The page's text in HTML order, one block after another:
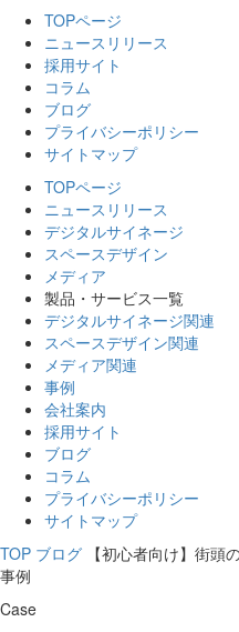
TOPページ
ニュースリリース
採用サイト
コラム
ブログ
プライバシーポリシー
サイトマップ
TOPページ
ニュースリリース
デジタルサイネージ
スペースデザイン
メディア
製品・サービス一覧
デジタルサイネージ関連
スペースデザイン関連
メディア関連
事例
会社案内
採用サイト
ブログ
コラム
プライバシーポリシー
サイトマップ
TOP ブログ 【初心者向け】街頭
事例
Case